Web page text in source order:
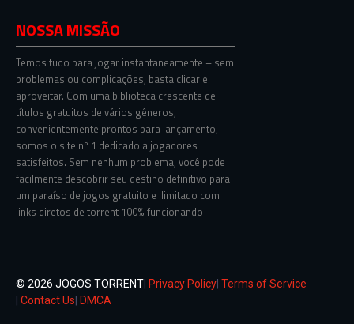
NOSSA MISSÃO
Temos tudo para jogar instantaneamente – sem
problemas ou complicações, basta clicar e
aproveitar. Com uma biblioteca crescente de
títulos gratuitos de vários gêneros,
convenientemente prontos para lançamento,
somos o site nº 1 dedicado a jogadores
satisfeitos. Sem nenhum problema, você pode
facilmente descobrir seu destino definitivo para
um paraíso de jogos gratuito e ilimitado com
links diretos de torrent 100% funcionando
© 2026 JOGOS TORRENT Privacy Policy Terms of Service
Contact Us DMCA